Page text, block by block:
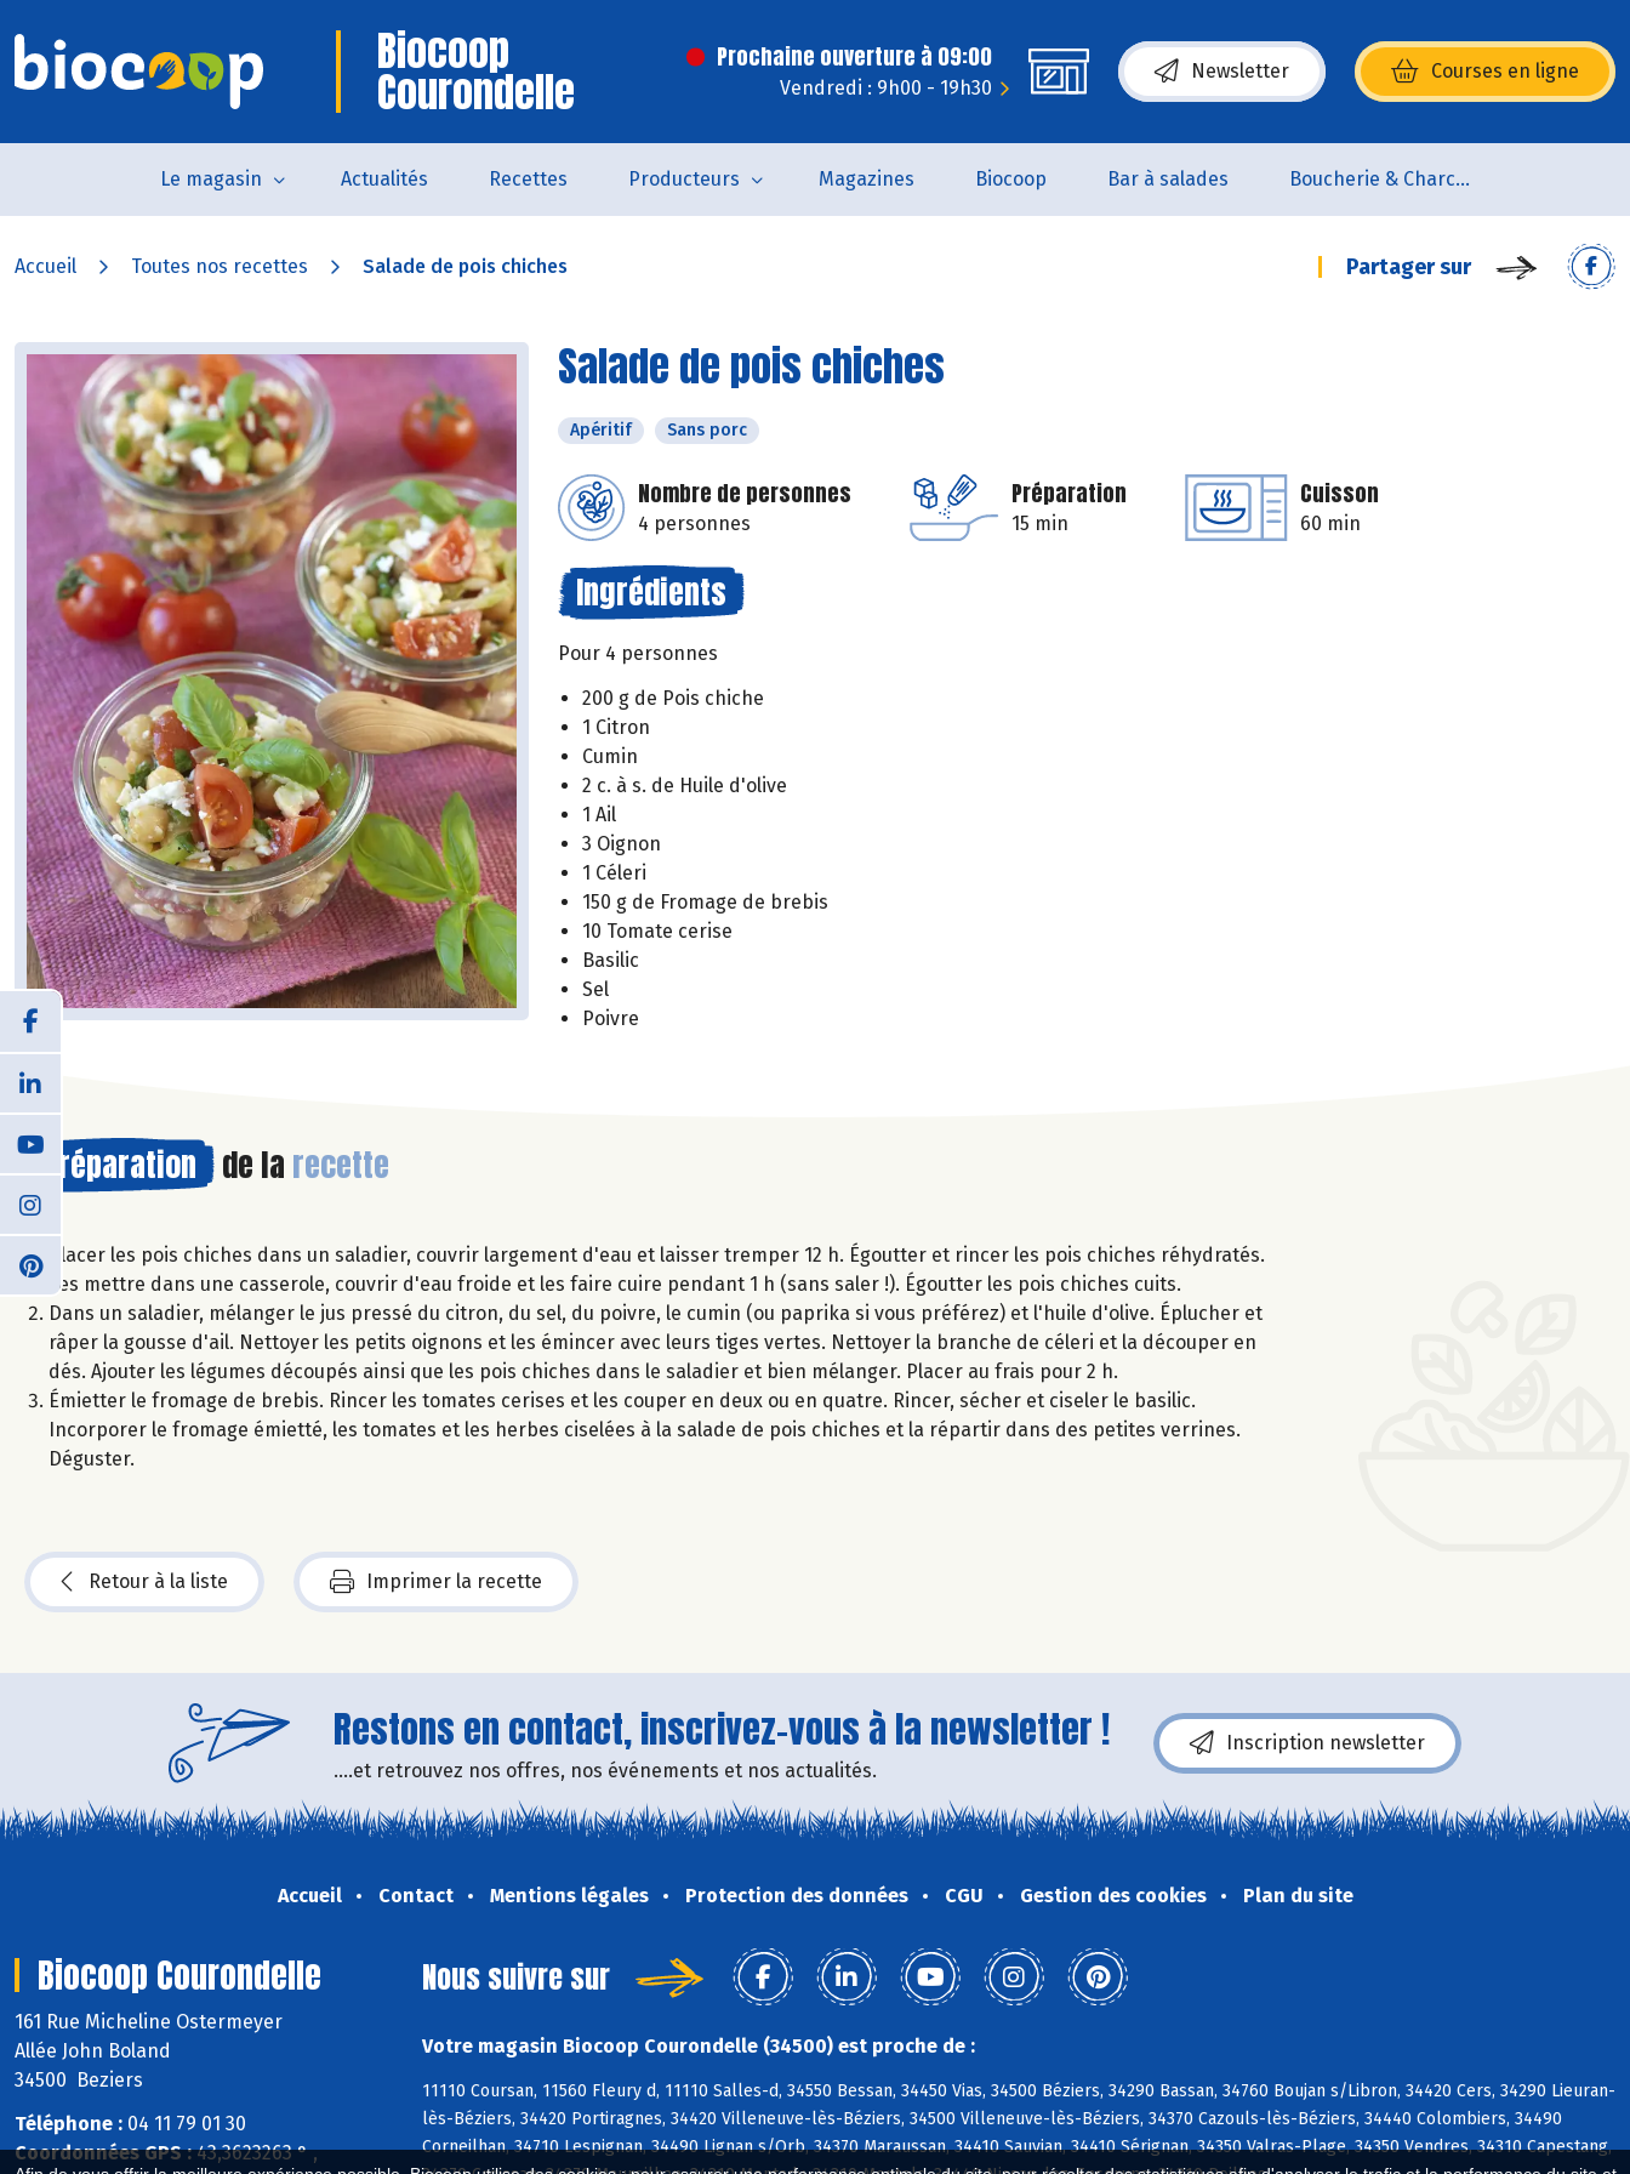
Biocoop
Courondelle
Prochaine ouverture à 09:00
Vendredi : 9h00 - 19h30
Newsletter Courses en ligne
(s’ouvre dans une nouvelle fenêtre)
Le magasin Actualités Recettes Producteurs Magazines Biocoop Bar à salades Boucherie & Charcuterie
Accueil Toutes nos recettes Salade de pois chiches Partager sur
Salade de pois chiches
Apéritif Sans porc
Nombre de personnes
4 personnes
Préparation
15 min
Cuisson
60 min
Ingrédients
Pour 4 personnes
200 g de Pois chiche
1 Citron
Cumin
2 c. à s. de Huile d'olive
1 Ail
3 Oignon
1 Céleri
150 g de Fromage de brebis
10 Tomate cerise
Basilic
Sel
Poivre
Préparation de la recette
Placer les pois chiches dans un saladier, couvrir largement d'eau et laisser tremper 12 h. Égoutter et rincer les pois chiches réhydratés.
Les mettre dans une casserole, couvrir d'eau froide et les faire cuire pendant 1 h (sans saler !). Égoutter les pois chiches cuits.
Dans un saladier, mélanger le jus pressé du citron, du sel, du poivre, le cumin (ou paprika si vous préférez) et l'huile d'olive. Éplucher et
râper la gousse d'ail. Nettoyer les petits oignons et les émincer avec leurs tiges vertes. Nettoyer la branche de céleri et la découper en
dés. Ajouter les légumes découpés ainsi que les pois chiches dans le saladier et bien mélanger. Placer au frais pour 2 h.
Émietter le fromage de brebis. Rincer les tomates cerises et les couper en deux ou en quatre. Rincer, sécher et ciseler le basilic.
Incorporer le fromage émietté, les tomates et les herbes ciselées à la salade de pois chiches et la répartir dans des petites verrines.
Déguster.
Retour à la liste Imprimer la recette
Restons en contact, inscrivez-vous à la newsletter !
....et retrouvez nos offres, nos événements et nos actualités.
Inscription newsletter
Accueil Contact Mentions légales Protection des données CGU Gestion des cookies Plan du site
Biocoop Courondelle
161 Rue Micheline Ostermeyer
Allée John Boland
34500 Beziers
Téléphone : 04 11 79 01 30
Coordonnées GPS :43,3623263 ° ,
Nous suivre sur
Votre magasin Biocoop Courondelle (34500) est proche de :
11110 Coursan, 11560 Fleury d, 11110 Salles-d, 34550 Bessan, 34450 Vias, 34500 Béziers, 34290 Bassan, 34760 Boujan s/Libron, 34420 Cers, 34290 Lieuran-
lès-Béziers, 34420 Portiragnes, 34420 Villeneuve-lès-Béziers, 34500 Villeneuve-lès-Béziers, 34370 Cazouls-lès-Béziers, 34440 Colombiers, 34490
Corneilhan, 34710 Lespignan, 34490 Lignan s/Orb, 34370 Maraussan, 34410 Sauvian, 34410 Sérignan, 34350 Valras-Plage, 34350 Vendres, 34310 Capestang,